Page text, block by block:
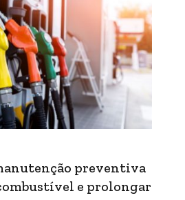
preventiva
e prolongar